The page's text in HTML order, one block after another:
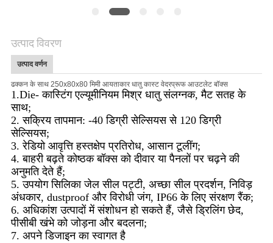
उत्पाद विवरण
उत्पाद वर्णन
ढक्कन के साथ 250x80x80 मिमी आयताकार धातु कास्ट वेदरप्रूफ आउटलेट बॉक्स
1.Die- कास्टिंग एल्यूमीनियम मिश्र धातु संलग्नक, मैट सतह के
साथ;
2. सक्रिय तापमान: -40 डिग्री सेल्सियस से 120 डिग्री
सेल्सियस;
3. रेडियो आवृत्ति हस्तक्षेप प्रतिरोध, आसान टूलींग;
4. बाहरी बढ़ते कोष्ठक बॉक्स को दीवार या पैनलों पर चढ़ने की
अनुमति देते हैं;
5. उपयोग सिलिका जेल सील पट्टी, अच्छा सील प्रदर्शन, निविड़
अंधकार, dustproof और विरोधी जंग, IP66 के लिए संरक्षण रैंक;
6. अधिकांश उत्पादों में संशोधन हो सकते हैं, जैसे ड्रिलिंग छेद,
पीसीबी खंभे को जोड़ना और बदलना;
7. अपने डिजाइन का स्वागत है